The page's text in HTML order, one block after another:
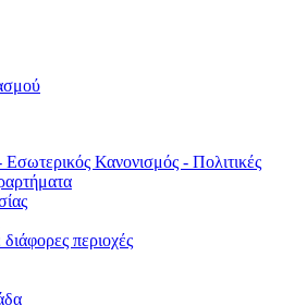
Εσωτερικός Κανονισμός - Πολιτικές
περιοχές